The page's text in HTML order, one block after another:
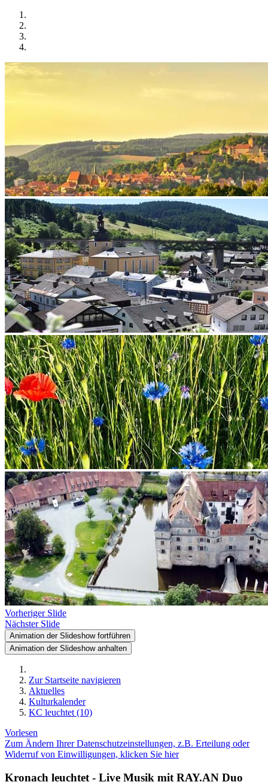
Vorheriger Slide
Nächster Slide
Animation der Slideshow fortführen
Animation der Slideshow anhalten
Zur Startseite navigieren
Aktuelles
Kulturkalender
KC leuchtet (10)
Vorlesen
Zum Ändern Ihrer Datenschutzeinstellungen, z.B. Erteilung oder
Widerruf von Einwilligungen, klicken Sie hier
Kronach leuchtet - Live Musik mit RAY.AN Duo